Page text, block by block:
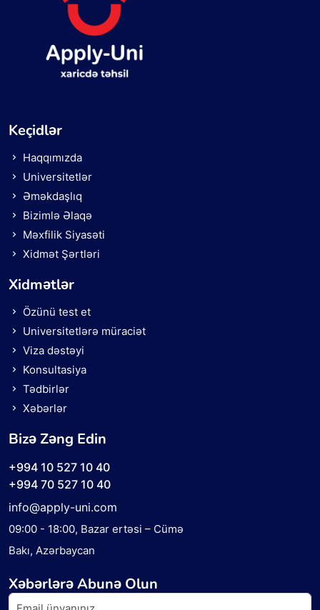
Keçidlər
Haqqımızda
Universitetlər
Əməkdaşlıq
Bizimlə Əlaqə
Məxfilik Siyasəti
Xidmət Şərtləri
Xidmətlər
Özünü test et
Universitetlərə müraciət
Viza dəstəyi
Konsultasiya
Tədbirlər
Xəbərlər
Bizə Zəng Edin
+994 10 527 10 40
+994 70 527 10 40
info@apply-uni.com
09:00 - 18:00, Bazar ertəsi – Cümə
Bakı, Azərbaycan
Xəbərlərə Abunə Olun